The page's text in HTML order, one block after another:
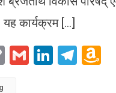
कार्यक्रम […]
CopyGmailLinkedIn